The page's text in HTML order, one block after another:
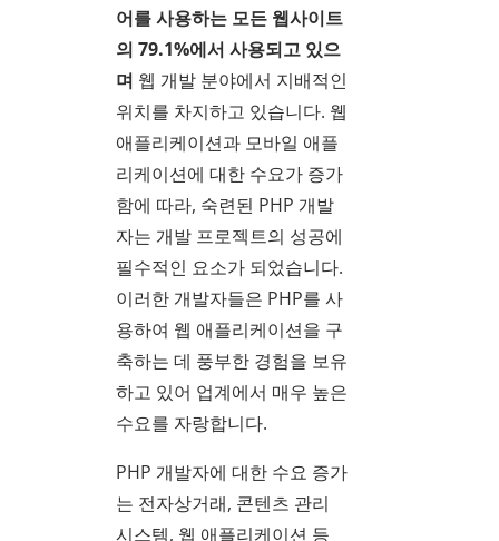
어를 사용하는 모든 웹사이트
의 79.1%에서 사용되고 있으
며 웹 개발 분야에서 지배적인
위치를 차지하고 있습니다. 웹
애플리케이션과 모바일 애플
리케이션에 대한 수요가 증가
함에 따라, 숙련된 PHP 개발
자는 개발 프로젝트의 성공에
필수적인 요소가 되었습니다.
이러한 개발자들은 PHP를 사
용하여 웹 애플리케이션을 구
축하는 데 풍부한 경험을 보유
하고 있어 업계에서 매우 높은
수요를 자랑합니다.
PHP 개발자에 대한 수요 증가
는 전자상거래, 콘텐츠 관리
시스템, 웹 애플리케이션 등